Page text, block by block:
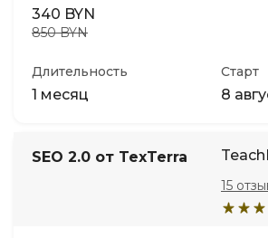
340 BYN
850 BYN
Длительность
1 месяц
Старт
8
SEO 2.0 от TexTerra
15